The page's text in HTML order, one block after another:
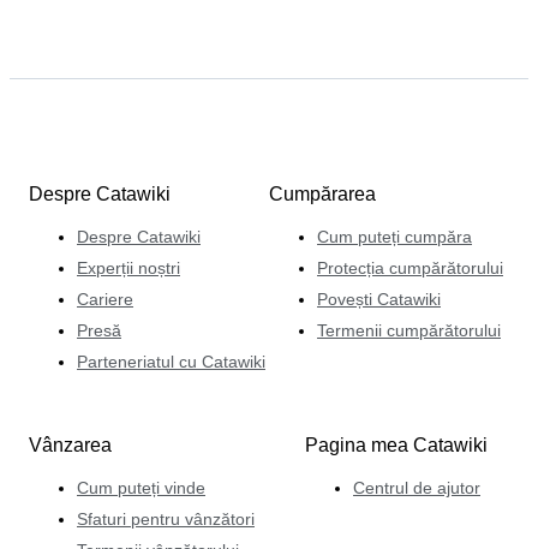
Despre Catawiki
Despre Catawiki
Experții noștri
Cariere
Presă
Parteneriatul cu Catawiki
Cumpărarea
Cum puteți cumpăra
Protecția cumpărătorului
Povești Catawiki
Termenii cumpărătorului
Vânzarea
Cum puteți vinde
Sfaturi pentru vânzători
Pagina mea Catawiki
Centrul de ajutor